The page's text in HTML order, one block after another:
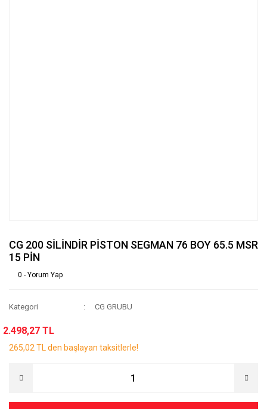
CG 200 SİLİNDİR PİSTON SEGMAN 76 BOY 65.5 MSR
15 PİN
0 - Yorum Yap
Kategori CG GRUBU
2.498,27 TL
265,02 TL den başlayan taksitlerle!